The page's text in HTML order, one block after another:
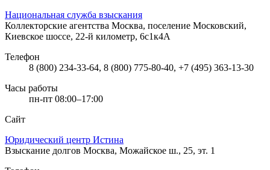
Национальная служба взыскания
Коллекторские агентства Москва, поселение Московский,
Киевское шоссе, 22-й километр, 6с1к4А
Телефон
8 (800) 234-33-64, 8 (800) 775-80-40, +7 (495) 363-13-30
Часы работы
пн-пт 08:00–17:00
Сайт
Юридический центр Истина
Взыскание долгов Москва, Можайское ш., 25, эт. 1